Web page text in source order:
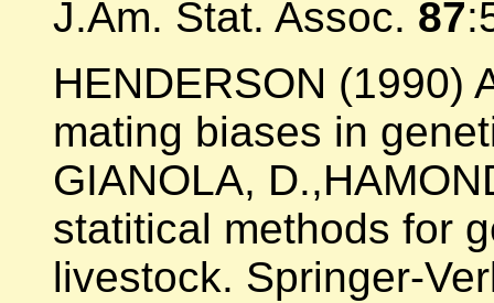
J.Am. Stat. Assoc. 87
HENDERSON (1990)
mating biases in
GIANOLA,
statitical methods for
livestock. Springer-